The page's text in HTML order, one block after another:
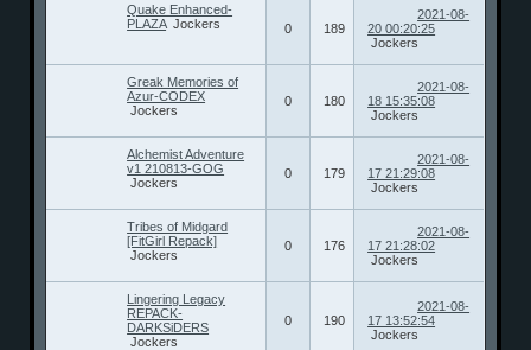
Quake Enhanced-
PLAZA Jockers 0 189
2021-08-
20 00:20:25
Jockers
Greak Memories of
Azur-CODEX
Jockers
0 180
2021-08-
18 15:35:08
Jockers
Alchemist Adventure
v1 210813-GOG
Jockers
0 179
2021-08-
17 21:29:08
Jockers
Tribes of Midgard
[FitGirl Repack]
Jockers
0 176
2021-08-
17 21:28:02
Jockers
Lingering Legacy
REPACK-
DARKSiDERS
Jockers
0 190
2021-08-
17 13:52:54
Jockers